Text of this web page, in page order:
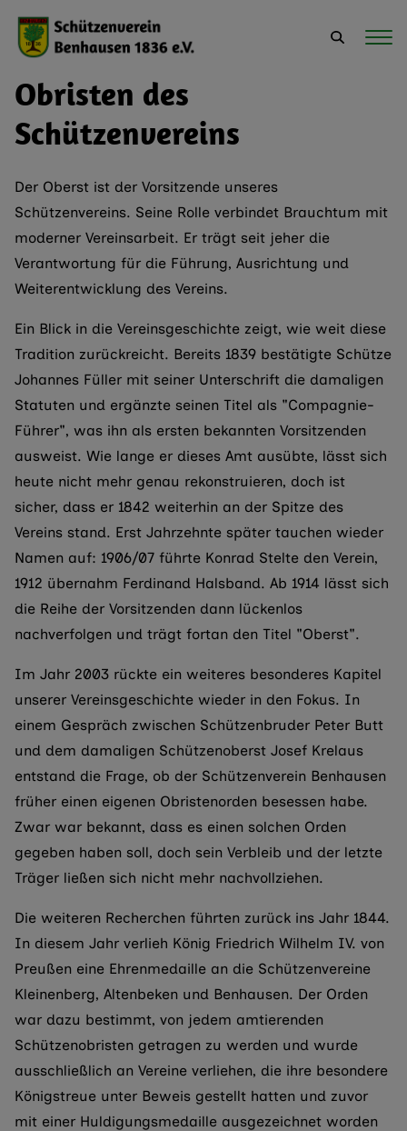
Obristen des
Schützenvereins
Der Oberst ist der Vorsitzende unseres
Schützenvereins. Seine Rolle verbindet Brauchtum mit
moderner Vereinsarbeit. Er trägt seit jeher die
Verantwortung für die Führung, Ausrichtung und
Weiterentwicklung des Vereins.
Ein Blick in die Vereinsgeschichte zeigt, wie weit diese
Tradition zurückreicht. Bereits 1839 bestätigte Schütze
Johannes Füller mit seiner Unterschrift die damaligen
Statuten und ergänzte seinen Titel als "Compagnie-
Führer", was ihn als ersten bekannten Vorsitzenden
ausweist. Wie lange er dieses Amt ausübte, lässt sich
heute nicht mehr genau rekonstruieren, doch ist
sicher, dass er 1842 weiterhin an der Spitze des
Vereins stand. Erst Jahrzehnte später tauchen wieder
Namen auf: 1906/07 führte Konrad Stelte den Verein,
1912 übernahm Ferdinand Halsband. Ab 1914 lässt sich
die Reihe der Vorsitzenden dann lückenlos
nachverfolgen und trägt fortan den Titel "Oberst".
Im Jahr 2003 rückte ein weiteres besonderes Kapitel
unserer Vereinsgeschichte wieder in den Fokus. In
einem Gespräch zwischen Schützenbruder Peter Butt
und dem damaligen Schützenoberst Josef Krelaus
entstand die Frage, ob der Schützenverein Benhausen
früher einen eigenen Obristenorden besessen habe.
Zwar war bekannt, dass es einen solchen Orden
gegeben haben soll, doch sein Verbleib und der letzte
Träger ließen sich nicht mehr nachvollziehen.
Die weiteren Recherchen führten zurück ins Jahr 1844.
In diesem Jahr verlieh König Friedrich Wilhelm IV. von
Preußen eine Ehrenmedaille an die Schützenvereine
Kleinenberg, Altenbeken und Benhausen. Der Orden
war dazu bestimmt, von jedem amtierenden
Schützenobristen getragen zu werden und wurde
ausschließlich an Vereine verliehen, die ihre besondere
Königstreue unter Beweis gestellt hatten und zuvor
mit einer Huldigungsmedaille ausgezeichnet worden